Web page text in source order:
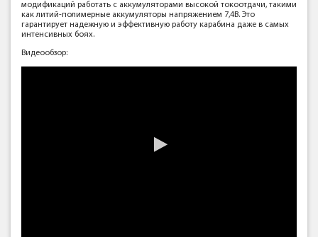
модификаций работать с аккумуляторами высокой токоотдачи, такими
как литий-полимерные аккумуляторы напряжением 7,4В. Это
гарантирует надежную и эффективную работу карабина даже в самых
интенсивных боях.
Видеообзор: